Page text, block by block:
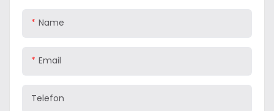
Name
Email
Telefon